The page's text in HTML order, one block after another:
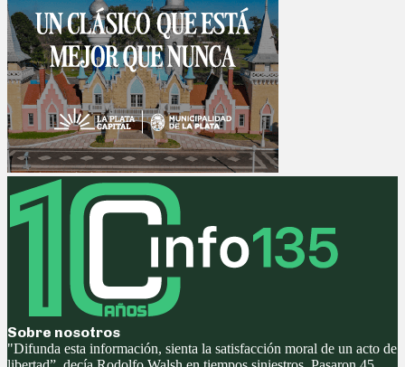
Sobre nosotros
"Difunda esta información, sienta la satisfacción moral de un acto de